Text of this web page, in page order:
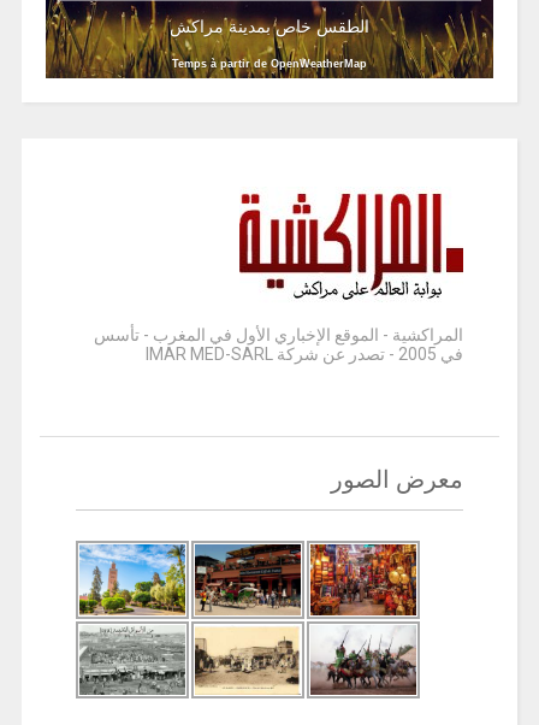
الطقس خاص بمدينة مراكش
Temps à partir de OpenWeatherMap
المراكشية - الموقع الإخباري الأول في المغرب - تأسس
في 2005 - تصدر عن شركة IMAR MED-SARL
معرض الصور